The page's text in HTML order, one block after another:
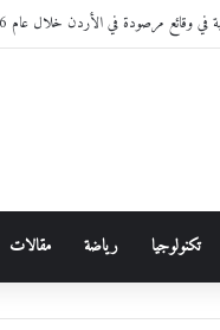
من الميدان” في الكرك يوم غدٍ الخميس
تكنولوجيا رياضة مقالات